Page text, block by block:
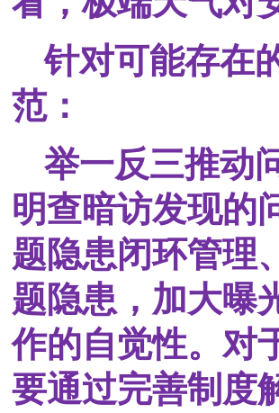
针对可能存在
范：
举一反三推动
明查暗访发现的
题隐患闭环管理
题隐患，加大曝
作的自觉性。对
要通过完善制度